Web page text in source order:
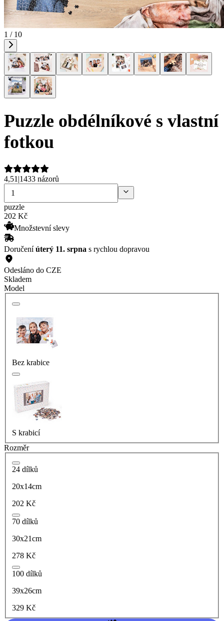
1 / 10
Puzzle obdélníkové s vlastní
fotkou
4,51 |1433 názorů
puzzle
202 Kč
Množstevní slevy
Doručeníúterý 11. srpna s rychlou dopravou
Odesláno do CZE
Skladem
Model
Bez krabice
S krabicí
Rozměr
24 dílků
20x14cm
202 Kč
70 dílků
30x21cm
278 Kč
100 dílků
39x26cm
329 Kč